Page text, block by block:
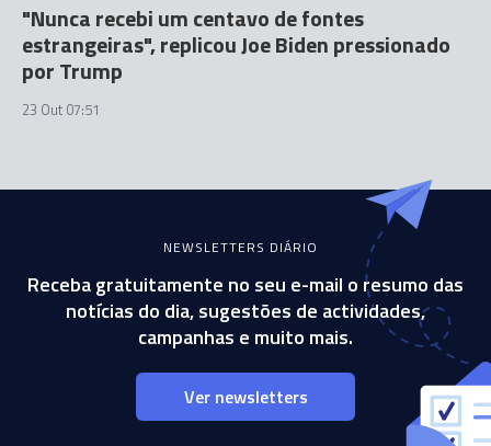
"Nunca recebi um centavo de fontes
estrangeiras", replicou Joe Biden pressionado
por Trump
23 Out 07:51
NEWSLETTERS DIÁRIO
Receba gratuitamente no seu e-mail o resumo das
notícias do dia, sugestões de actividades,
campanhas e muito mais.
Ver newsletters